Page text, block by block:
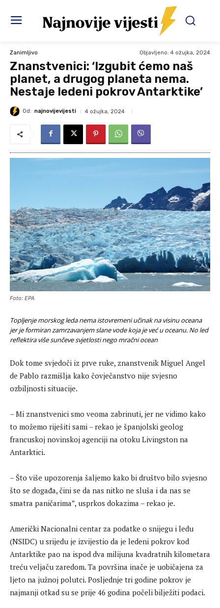
Zanimljivo Objavljeno: 4 ožujka, 2024
Znanstvenici: ‘Izgubit ćemo naš
planet, a drugog planeta nema.
Nestaje ledeni pokrov Antarktike’
Od: najnovijevijesti 4 ožujka, 2024
Foto: EPA
Topljenje morskog leda nema istovremeni učinak na visinu oceana
jer je formiran zamrzavanjem slane vode koja je već u oceanu. No led
reflektira više sunčeve svjetlosti nego mračni ocean
Dok tome svjedoči iz prve ruke, znanstvenik Miguel Angel
de Pablo razmišlja kako čovječanstvo nije svjesno
ozbiljnosti situacije.
– Mi znanstvenici smo veoma zabrinuti, jer ne vidimo kako
to možemo riješiti sami – rekao je španjolski geolog
francuskoj novinskoj agenciji na otoku Livingston na
Antarktici.
– Što više upozorenja šaljemo kako bi društvo bilo svjesno
što se događa, čini se da nas nitko ne sluša i da nas se
smatra paničarima”, usprkos dokazima – rekao je.
Američki Nacionalni centar za podatke o snijegu i ledu
(NSIDC) u srijedu je izvijestio da je ledeni pokrov kod
Antarktike pao na ispod dva milijuna kvadratnih kilometara
treću veljaču zaredom. Ta površina inače je uobičajena za
ljeto na južnoj polutci. Posljednje tri godine pokrov je
najmanji otkad su se prije 46 godina počeli bilježiti podaci.